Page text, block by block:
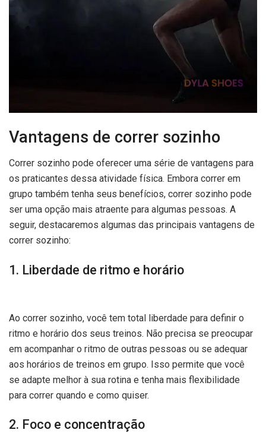
Vantagens de correr sozinho
Correr sozinho pode oferecer uma série de vantagens para
os praticantes dessa atividade física. Embora correr em
grupo também tenha seus benefícios, correr sozinho pode
ser uma opção mais atraente para algumas pessoas. A
seguir, destacaremos algumas das principais vantagens de
correr sozinho:
1. Liberdade de ritmo e horário
Ao correr sozinho, você tem total liberdade para definir o
ritmo e horário dos seus treinos. Não precisa se preocupar
em acompanhar o ritmo de outras pessoas ou se adequar
aos horários de treinos em grupo. Isso permite que você
se adapte melhor à sua rotina e tenha mais flexibilidade
para correr quando e como quiser.
2. Foco e concentração